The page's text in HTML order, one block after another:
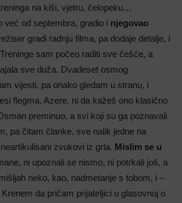
na kiši, vjetru, čelopeku…
već od septembra, gradio i njegovao
gradi radnju filma, pa dodaje detalje, i
sam počeo raditi sve češće, a
sve duža. Dvadeset osmog
vijesti, pa onako gledam u stranu, i
flegma, Azere, ni da kažeš ono klasično
preminuo, a svi koji su ga poznavali
pa čitam članke, sve nalik jedne na
zvukovi iz grla. Mislim se u
ni upoznali se nismo, ni potrkali još, a
neko, kao, nadmetanje s tobom, i –
da pričam prijateljici u glasovnoj o